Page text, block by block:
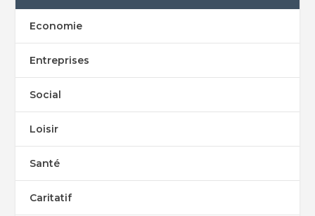
Economie
Entreprises
Social
Loisir
Santé
Caritatif